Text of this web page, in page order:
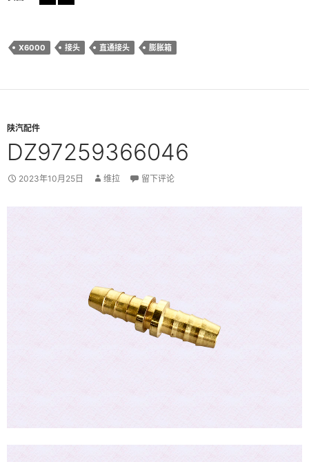
X6000 接头 直通接头 膨胀箱
陕汽配件
DZ97259366046
2023年10月25日 维拉 留下评论